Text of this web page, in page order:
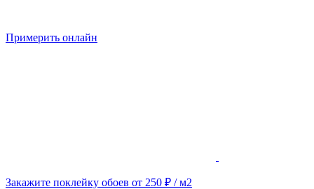
Примерить онлайн
Закажите поклейку обоев от 250 ₽ / м2